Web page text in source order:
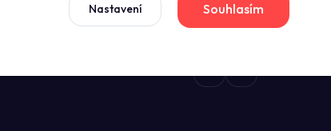
sales@profikuchyn.cz
Nastavení Souhlasím